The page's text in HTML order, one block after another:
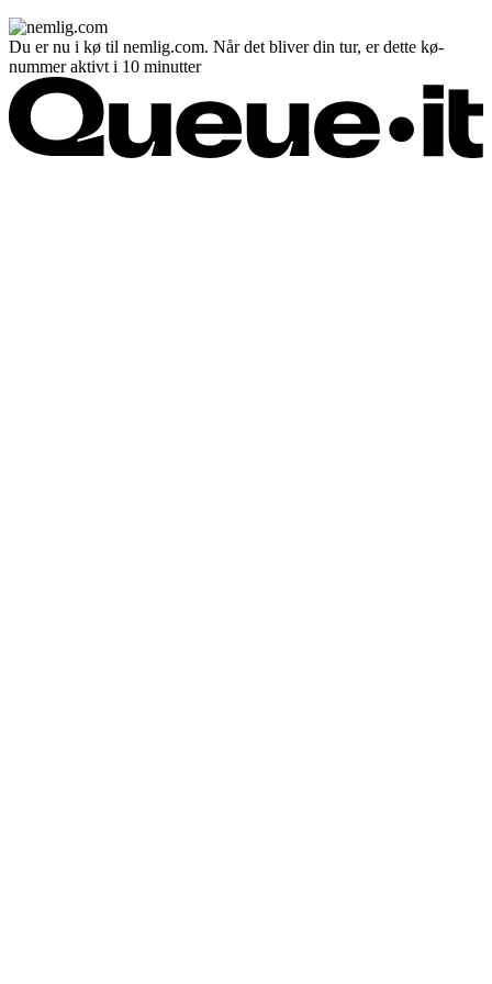
Du er nu i kø til nemlig.com. Når det bliver din tur, er dette kø-
nummer aktivt i 10 minutter